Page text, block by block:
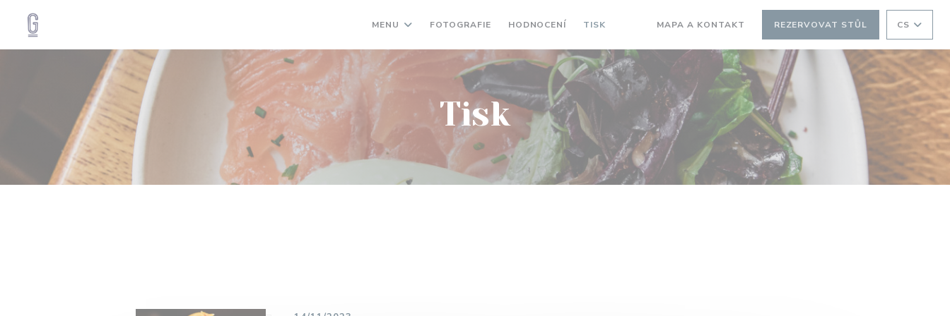
MENU FOTOGRAFIE HODNOCENÍ TISK MAPA A KONTAKT REZERVOVAT STŮL CS
Tisk